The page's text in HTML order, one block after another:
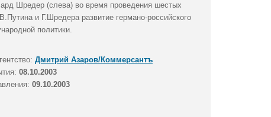
Шредер (слева) во время проведения шестых
и Г.Шредера развитие германо-российского
политики.
Дмитрий Азаров/Коммерсантъ
08.10.2003
09.10.2003